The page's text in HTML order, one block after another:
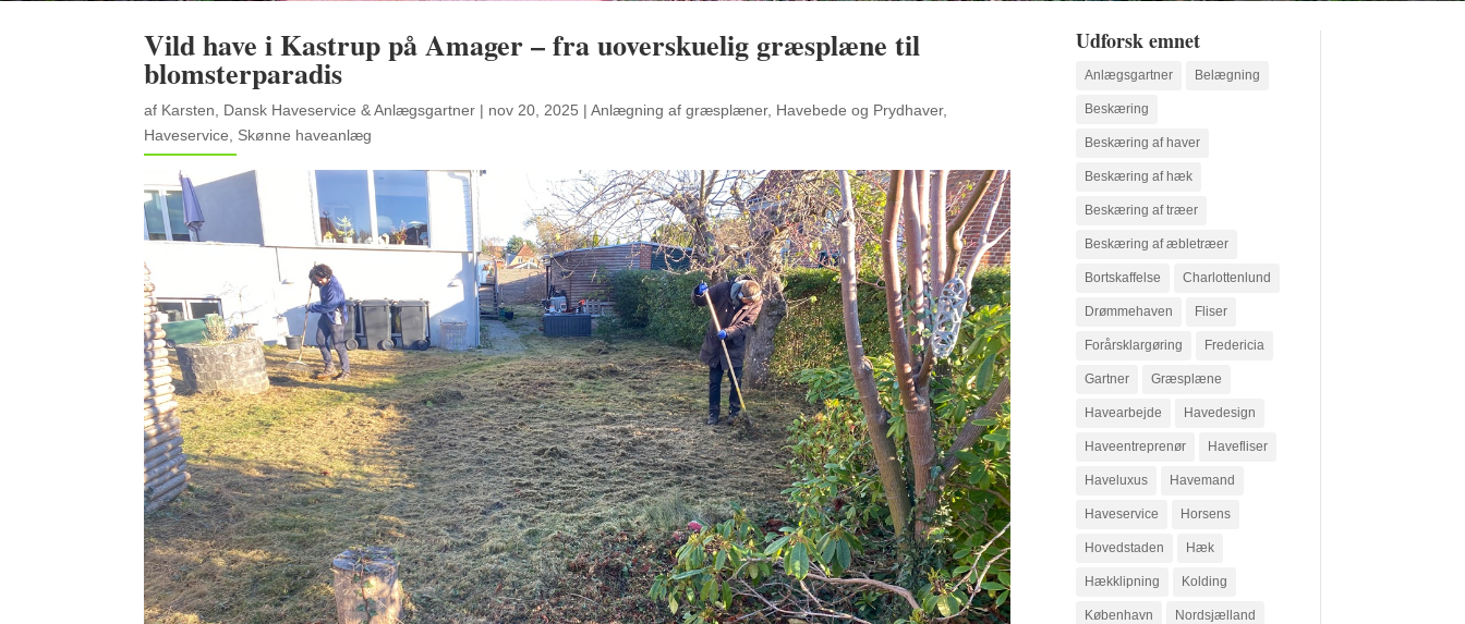
Vild have i Kastrup på Amager – fra uoverskuelig græsplæne til
blomsterparadis
af Karsten, Dansk Haveservice & Anlægsgartner | nov 20, 2025 | Anlægning af græsplæner, Havebede og Prydhaver,
Haveservice
Skønne haveanlæg
Udforsk emnet
Anlægsgartner Belægning
Beskæring
Beskæring af haver
Beskæring af hæk
Beskæring af træer
Beskæring af æbletræer
Bortskaffelse Charlottenlund
Drømmehaven Fliser
Forårsklargøring Fredericia
Gartner Græsplæne
Havearbejde Havedesign
Haveentreprenør Havefliser
Haveluxus Havemand
Haveservice Horsens
Hovedstaden Hæk
Hækklipning Kolding
København Nordsjælland